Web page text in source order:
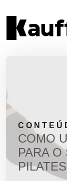
COMO
PARA O
PILATES